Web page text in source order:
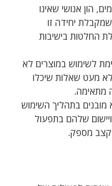
הון אנושי שאינו
יחידה זו
החלטות בישיבות
לשימוש במוצרים לא
מעט שאלות שיכלו
מתאימה.
בתהליך השימוש
שלהם בתפעול
מספק.